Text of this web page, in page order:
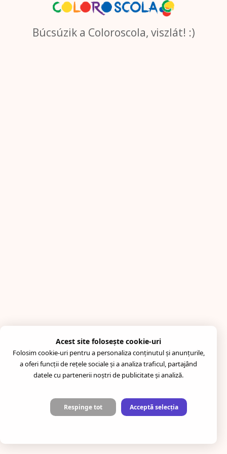
Búcsúzik a Coloroscola, viszlát! :)
Acest site folosește cookie-uri
Folosim cookie-uri pentru a personaliza conținutul și anunțurile,
a oferi funcții de rețele sociale și a analiza traficul, partajând
datele cu partenerii noștri de publicitate și analiză.
Respinge tot Acceptă selecția